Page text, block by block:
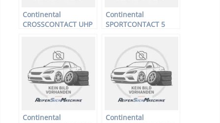
Continental
CROSSCONTACT UHP
– 235/50 R18 97V –
Sommerreifen
Continental
SPORTCONTACT 5
Offroadreifen –
235/50 R18 97V –
Sommerreifen
Continental
Continental